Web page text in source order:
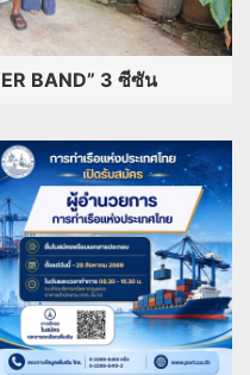
BAND” 3 ซีซัน